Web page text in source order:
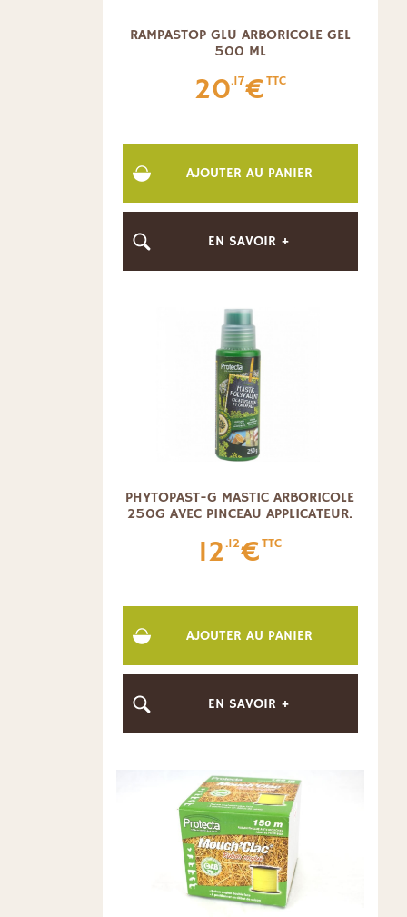
RAMPASTOP GLU ARBORICOLE GEL
500 ML
20.17€TTC
AJOUTER AU PANIER
EN SAVOIR +
PHYTOPAST-G MASTIC ARBORICOLE
250G AVEC PINCEAU APPLICATEUR.
12.12€TTC
AJOUTER AU PANIER
EN SAVOIR +